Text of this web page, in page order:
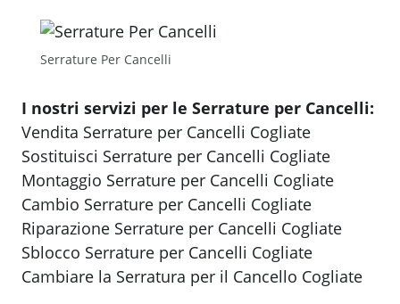
Serrature Per Cancelli
I nostri servizi per le Serrature per Cancelli:
Vendita Serrature per Cancelli Cogliate
Sostituisci Serrature per Cancelli Cogliate
Montaggio Serrature per Cancelli Cogliate
Cambio Serrature per Cancelli Cogliate
Riparazione Serrature per Cancelli Cogliate
Sblocco Serrature per Cancelli Cogliate
Cambiare la Serratura per il Cancello Cogliate